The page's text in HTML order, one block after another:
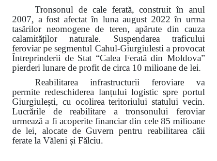
Tronsonul de cale ferată, construit în anul
2007, a fost afectat în luna august 2022 în urma
tasărilor neomogene de teren, apărute din cauza
calamităților naturale. Suspendarea traficului
feroviar pe segmentul Cahul-Giurgiulesti a provocat
Întreprinderii de Stat “Calea Ferată din Moldova”
pierderi lunare de profit de circa 10 milioane de lei.
Reabilitarea infrastructurii feroviare va
permite redeschiderea lanțului logistic spre portul
Giurgiulești, cu ocolirea teritoriului statului vecin.
Lucrările de reabilitare a tronsonului feroviar
urmează a fi acoperite financiar din cele 85 milioane
de lei, alocate de Guvern pentru reabilitarea căii
ferate la Văleni și Fălciu.